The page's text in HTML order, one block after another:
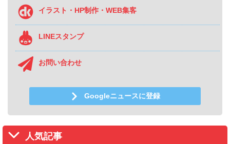
イラスト・HP制作・WEB集客
LINEスタンプ
お問い合わせ
Googleニュースに登録
人気記事